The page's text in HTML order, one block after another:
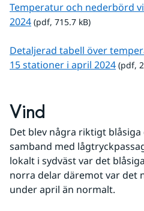
Temperatur och nederbörd
2024pdf, 715.7 kB.
(pdf, 715.7 kB)
Detaljerad tabell över
15 stationer i april 2024pdf,
(pdf,
Vind
Det blev några riktigt
samband med
lokalt i sydväst var det
norra delar däremot var det
under april än normalt.